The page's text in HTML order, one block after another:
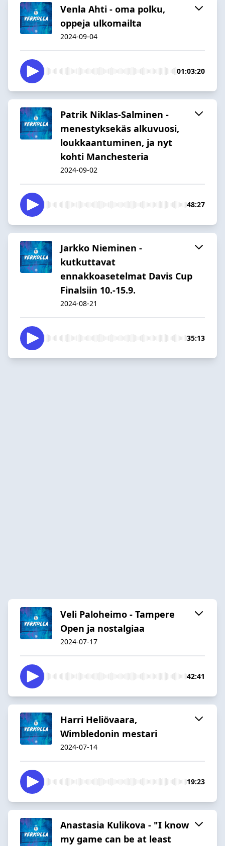
Venla Ahti - oma polku,
oppeja ulkomailta
2024-09-04
01:03:20
Patrik Niklas-Salminen -
menestyksekäs alkuvuosi,
loukkaantuminen, ja nyt
kohti Manchesteria
2024-09-02
48:27
Jarkko Nieminen -
kutkuttavat
ennakkoasetelmat Davis Cup
Finalsiin 10.-15.9.
2024-08-21
35:13
Veli Paloheimo - Tampere
Open ja nostalgiaa
2024-07-17
42:41
Harri Heliövaara,
Wimbledonin mestari
2024-07-14
19:23
Anastasia Kulikova - "I know
my game can be at least